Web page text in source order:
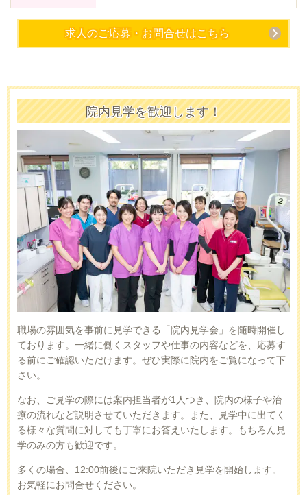
求人のご応募・お問合せはこちら
院内見学を歓迎します！
職場の雰囲気を事前に見学できる「院内見学会」を随時開催し
ております。一緒に働くスタッフや仕事の内容などを、応募す
る前にご確認いただけます。ぜひ実際に院内をご覧になって下
さい。
なお、ご見学の際には案内担当者が1人つき、院内の様子や治
療の流れなど説明させていただきます。また、見学中に出てく
る様々な質問に対しても丁寧にお答えいたします。もちろん見
学のみの方も歓迎です。
多くの場合、12:00前後にご来院いただき見学を開始します。
お気軽にお問合せください。